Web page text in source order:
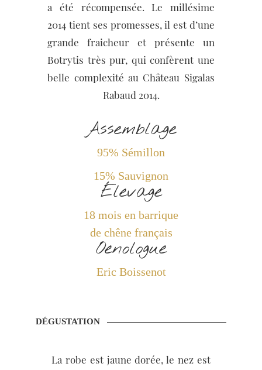
a été récompensée. Le millésime
2014 tient ses promesses, il est d’une
grande fraicheur et présente un
Botrytis très pur, qui confèrent une
belle complexité au Château Sigalas
Rabaud 2014.
Assemblage
95% Sémillon
15% Sauvignon
Élevage
18 mois en barrique
de chêne français
Oenologue
Eric Boissenot
DÉGUSTATION
La robe est jaune dorée, le nez est